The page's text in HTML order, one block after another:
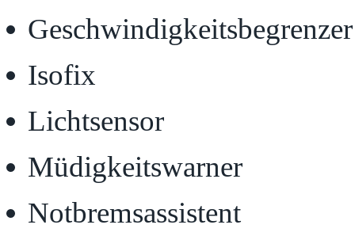
Geschwindigkeitsbegrenzer
Isofix
Lichtsensor
Müdigkeitswarner
Notbremsassistent